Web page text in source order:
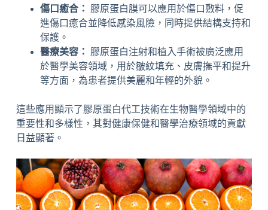
傷口癒合：
膠原蛋白膜可以應用於傷口敷料，促
進傷口癒合並降低感染風險，同時提供結構支持和
保護。
醫療美容：
膠原蛋白注射和植入手術被廣泛應用
於醫學美容領域，用於皺紋填充、皮膚撫平和提升
等方面，為患者提供美麗和年輕的外貌。
這些應用顯示了膠原蛋白代工技術在生物醫學領域中的
重要性和多樣性，其對健康保健和醫學治療領域的貢獻
日益顯著。